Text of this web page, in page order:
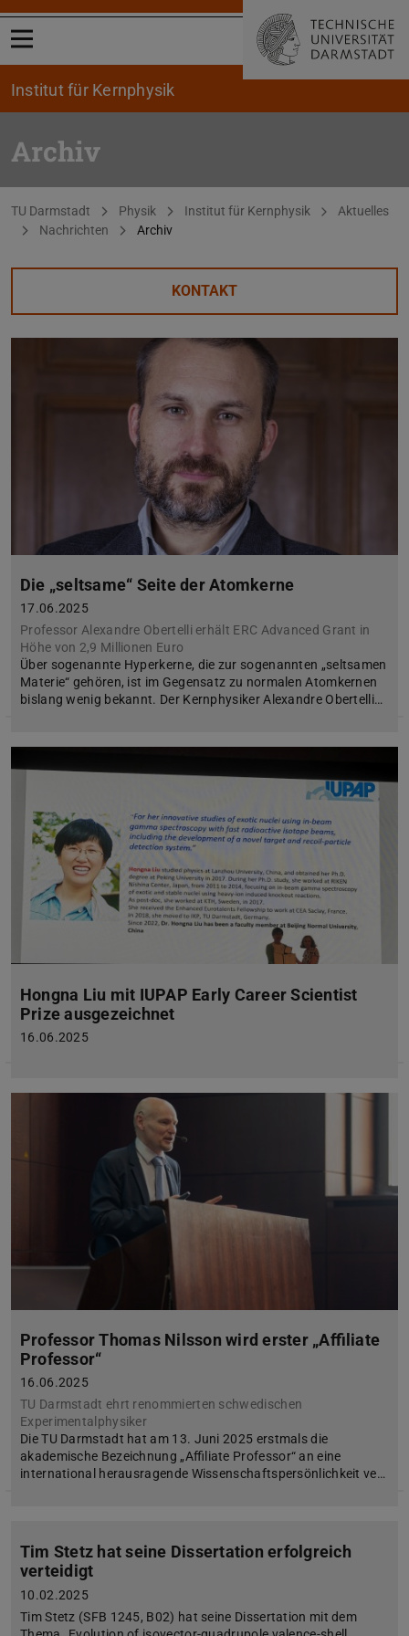
Menü öffnen
Institut für Kernphysik
Archiv
Sie befinden sich hier:
TU Darmstadt Physik Institut für Kernphysik
Aktuelles
Nachrichten
Archiv
KONTAKT
Die „seltsame“ Seite der Atomkerne
17.06.2025
Professor Alexandre Obertelli erhält ERC Advanced Grant in
Höhe von 2,9 Millionen Euro
Über sogenannte Hyperkerne, die zur sogenannten „seltsamen
Materie“ gehören, ist im Gegensatz zu normalen Atomkernen
bislang wenig bekannt. Der Kernphysiker Alexandre Obertelli…
Hongna Liu mit IUPAP Early Career Scientist
Prize ausgezeichnet
16.06.2025
Professor Thomas Nilsson wird erster „Affiliate
Professor“
16.06.2025
TU Darmstadt ehrt renommierten schwedischen
Experimentalphysiker
Die TU Darmstadt hat am 13. Juni 2025 erstmals die
akademische Bezeichnung „Affiliate Professor“ an eine
international herausragende Wissenschaftspersönlichkeit ve…
Tim Stetz hat seine Dissertation erfolgreich
verteidigt
10.02.2025
Tim Stetz (SFB 1245, B02) hat seine Dissertation mit dem